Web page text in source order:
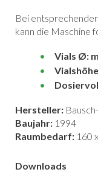
Bei
kann die Maschine
Vials Ø:
Hersteller:
Baujahr: 1994
Raumbedarf: 160
Downloads